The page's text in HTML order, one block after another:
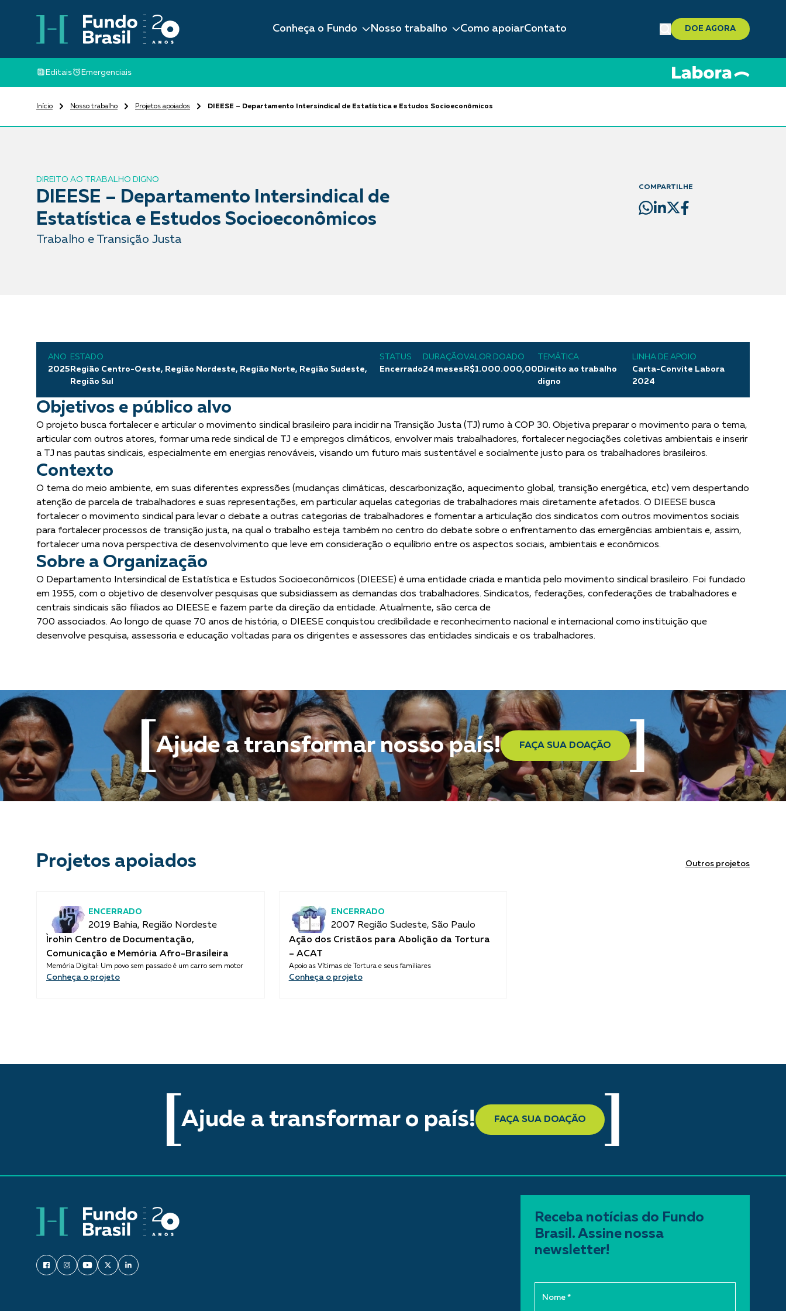
Conheça o Fundo Nosso trabalho Como apoiarContato DOE AGORA
Editais Emergenciais
Início Nosso trabalho Projetos apoiados DIEESE – Departamento Intersindical de Estatística e Estudos Socioeconômicos
DIREITO AO TRABALHO DIGNO
DIEESE – Departamento Intersindical de
Estatística e Estudos Socioeconômicos
Trabalho e Transição Justa
COMPARTILHE
ANO
2025
ESTADO
Região Centro-Oeste, Região Nordeste, Região Norte, Região Sudeste,
Região Sul
STATUS
Encerrado
DURAÇÃO
24 meses
VALOR DOADO
R$1.000.000,00
TEMÁTICA
Direito ao trabalho
digno
LINHA DE APOIO
Carta-Convite Labora
2024
Objetivos e público alvo
O projeto busca fortalecer e articular o movimento sindical brasileiro para incidir na Transição Justa (TJ) rumo à COP 30. Objetiva preparar o movimento para o tema,
articular com outros atores, formar uma rede sindical de TJ e empregos climáticos, envolver mais trabalhadores, fortalecer negociações coletivas ambientais e inserir
a TJ nas pautas sindicais, especialmente em energias renováveis, visando um futuro mais sustentável e socialmente justo para os trabalhadores brasileiros.
Contexto
O tema do meio ambiente, em suas diferentes expressões (mudanças climáticas, descarbonização, aquecimento global, transição energética, etc) vem despertando
atenção de parcela de trabalhadores e suas representações, em particular aquelas categorias de trabalhadores mais diretamente afetados. O DIEESE busca
fortalecer o movimento sindical para levar o debate a outras categorias de trabalhadores e fomentar a articulação dos sindicatos com outros movimentos sociais
para fortalecer processos de transição justa, na qual o trabalho esteja também no centro do debate sobre o enfrentamento das emergências ambientais e, assim,
fortalecer uma nova perspectiva de desenvolvimento que leve em consideração o equilíbrio entre os aspectos sociais, ambientais e econômicos.
Sobre a Organização
O Departamento Intersindical de Estatística e Estudos Socioeconômicos (DIEESE) é uma entidade criada e mantida pelo movimento sindical brasileiro. Foi fundado
em 1955, com o objetivo de desenvolver pesquisas que subsidiassem as demandas dos trabalhadores. Sindicatos, federações, confederações de trabalhadores e
centrais sindicais são filiados ao DIEESE e fazem parte da direção da entidade. Atualmente, são cerca de
700 associados. Ao longo de quase 70 anos de história, o DIEESE conquistou credibilidade e reconhecimento nacional e internacional como instituição que
desenvolve pesquisa, assessoria e educação voltadas para os dirigentes e assessores das entidades sindicais e os trabalhadores.
Ajude a transformar nosso país! FAÇA SUA DOAÇÃO
Projetos apoiados Outros projetos
ENCERRADO
2019 Bahia, Região Nordeste
Ìrohìn Centro de Documentação,
Comunicação e Memória Afro-Brasileira
Memória Digital: Um povo sem passado é um carro sem motor
Conheça o projeto
ENCERRADO
2007 Região Sudeste, São Paulo
Ação dos Cristãos para Abolição da Tortura
– ACAT
Apoio as Vítimas de Tortura e seus familiares
Conheça o projeto
Ajude a transformar o país! FAÇA SUA DOAÇÃO
Receba notícias do Fundo
Brasil. Assine nossa
newsletter!